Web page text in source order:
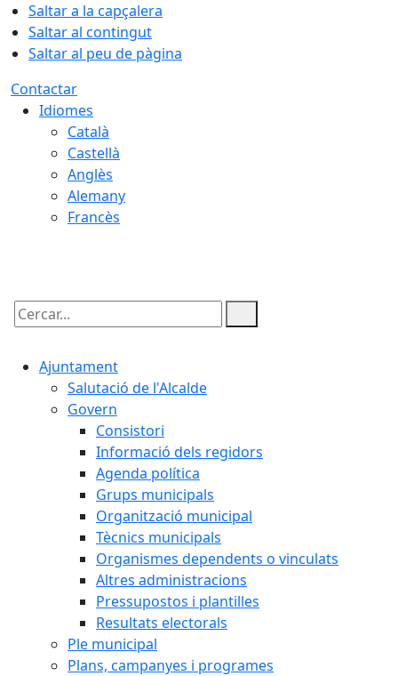
Saltar a la capçalera
Saltar al contingut
Saltar al peu de pàgina
Contactar
Idiomes
Català
Castellà
Anglès
Alemany
Francès
Cercar:
Ajuntament
Salutació de l'Alcalde
Govern
Consistori
Informació dels regidors
Agenda política
Grups municipals
Organització municipal
Tècnics municipals
Organismes dependents o vinculats
Altres administracions
Pressupostos i plantilles
Resultats electorals
Ple municipal
Plans, campanyes i programes